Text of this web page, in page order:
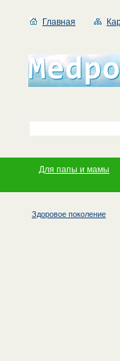
Главная
Для папы и мамы
Здоровое поколение